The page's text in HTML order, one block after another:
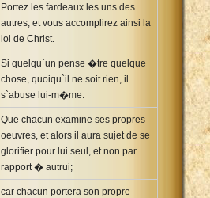
Portez les fardeaux les uns des
autres, et vous accomplirez ainsi la
loi de Christ.
Si quelqu`un pense �tre quelque
chose, quoiqu`il ne soit rien, il
s`abuse lui-m�me.
Que chacun examine ses propres
oeuvres, et alors il aura sujet de se
glorifier pour lui seul, et non par
rapport � autrui;
car chacun portera son propre